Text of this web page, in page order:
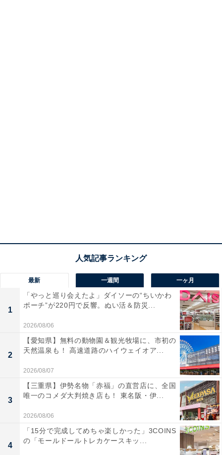
最新 一週間 一ヶ月
1
「やっと巡り会えたよ」ダイソーの“ちいかわ
ポーチ”が220円で反響。ぬい活＆防災...
2026/08/06
2
【愛知県】無料の動物園＆観光牧場に、市初の
天然温泉も！ 高速道路のハイウェイオア...
2026/08/07
3
【三重県】伊勢名物「赤福」の直営店に、全国
唯一のコメダ大判焼き店も！ 東名阪・伊...
2026/08/06
4
「15分で完成してめちゃ楽しかった」3COINS
の「モールドールトレカケースキッ...